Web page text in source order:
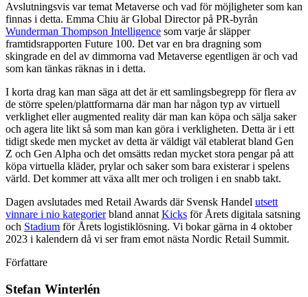
Avslutningsvis var temat Metaverse och vad för möjligheter som kan
finnas i detta. Emma Chiu är Global Director på PR-byrån
Wunderman Thompson Intelligence som varje år släpper
framtidsrapporten Future 100. Det var en bra dragning som
skingrade en del av dimmorna vad Metaverse egentligen är och vad
som kan tänkas räknas in i detta.
I korta drag kan man säga att det är ett samlingsbegrepp för flera av
de större spelen/plattformarna där man har någon typ av virtuell
verklighet eller augmented reality där man kan köpa och sälja saker
och agera lite likt så som man kan göra i verkligheten. Detta är i ett
tidigt skede men mycket av detta är väldigt väl etablerat bland Gen
Z och Gen Alpha och det omsätts redan mycket stora pengar på att
köpa virtuella kläder, prylar och saker som bara existerar i spelens
värld. Det kommer att växa allt mer och troligen i en snabb takt.
Dagen avslutades med Retail Awards där Svensk Handel utsett
vinnare i nio kategorierbland annat Kicks för Årets digitala satsning
och Stadium för Årets logistiklösning. Vi bokar gärna in 4 oktober
2023 i kalendern då vi ser fram emot nästa Nordic Retail Summit.
Författare
Stefan Winterlén